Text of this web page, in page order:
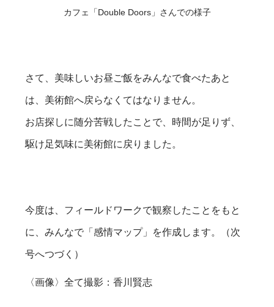
カフェ「Double Doors」さんでの様子
さて、美味しいお昼ご飯をみんなで食べたあと
は、美術館へ戻らなくてはなりません。
お店探しに随分苦戦したことで、時間が足りず、
駆け足気味に美術館に戻りました。
今度は、フィールドワークで観察したことをもと
に、みんなで「感情マップ」を作成します。（次
号へつづく）
〈画像〉全て撮影：香川賢志